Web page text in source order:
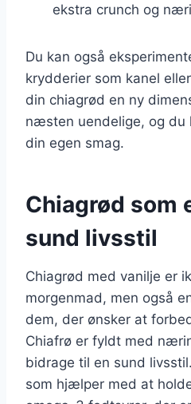
ekstra crunch og
Du kan også
krydderier som kanel
din chiagrød en ny
næsten uendelige, og du
din egen smag.
Chiagrød som
sund livsstil
Chiagrød med vanilje er
morgenmad, men også
dem, der ønsker at
Chiafrø er fyldt med
bidrage til en sund
som hjælper med at